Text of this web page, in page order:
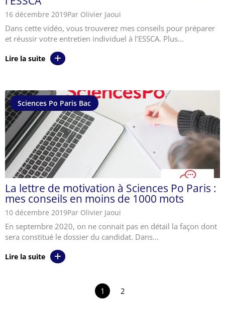
Dans cette vidéo, vous trouverez mes conseils pour préparer
et réussir votre entretien individuel à l’ESSCA. Plus...
16 décembre 2019Par Olivier Jaoui
Lire la suite
Sciences Po Paris Bac
La lettre de motivation à Sciences Po Paris :
mes conseils en moins de 1000 mots
En septembre 2020, on ne connait pas en détail la façon dont
sera constitué le dossier du candidat. Dans...
10 décembre 2019Par Olivier Jaoui
Lire la suite
1 2